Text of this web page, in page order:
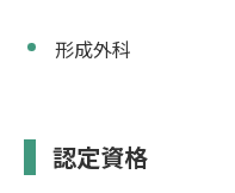
形成外科
認定資格